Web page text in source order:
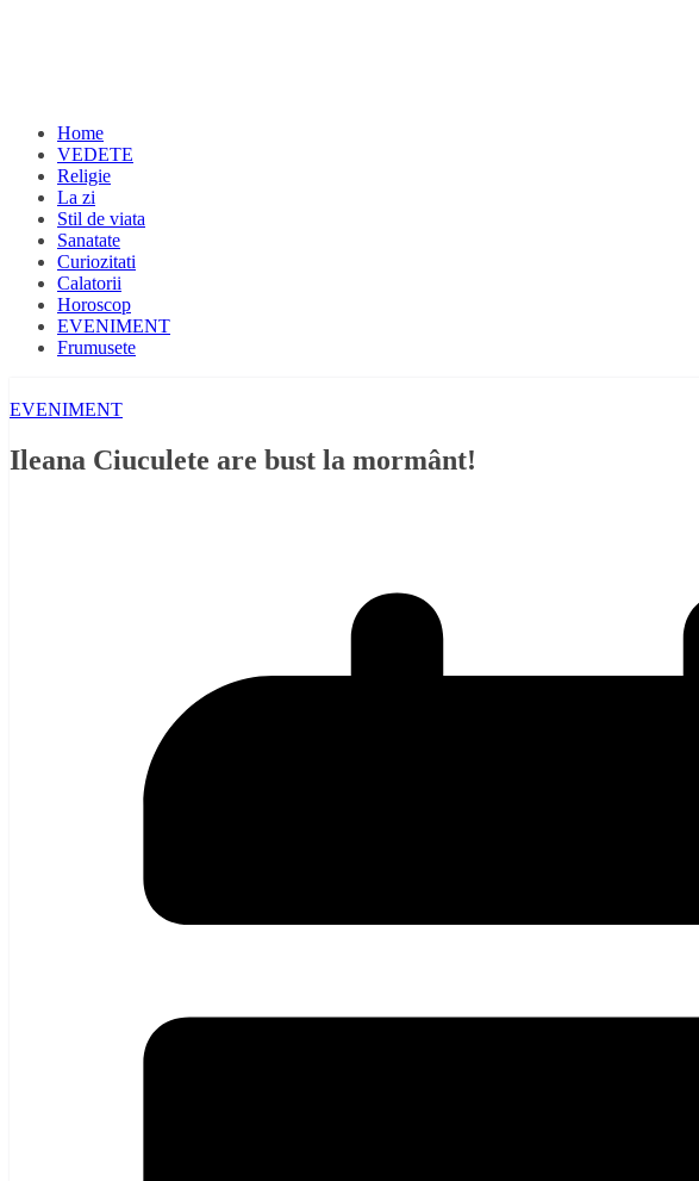
Home
VEDETE
Religie
La zi
Stil de viata
Sanatate
Curiozitati
Calatorii
Horoscop
EVENIMENT
Frumusete
EVENIMENT
Ileana Ciuculete are bust la mormânt!